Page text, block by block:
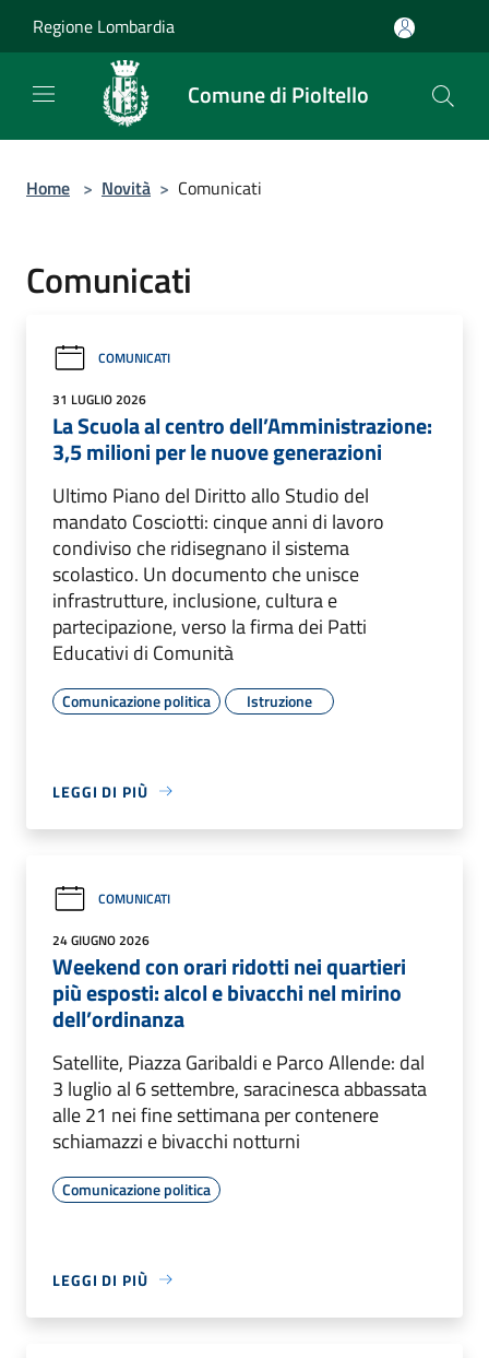
Regione Lombardia
Comune di Pioltello
Home > Novità > Comunicati
Comunicati
COMUNICATI
31 LUGLIO 2026
La Scuola al centro dell’Amministrazione:
3,5 milioni per le nuove generazioni
Ultimo Piano del Diritto allo Studio del
mandato Cosciotti: cinque anni di lavoro
condiviso che ridisegnano il sistema
scolastico. Un documento che unisce
infrastrutture, inclusione, cultura e
partecipazione, verso la firma dei Patti
Educativi di Comunità
Comunicazione politica Istruzione
LEGGI DI PIÙ
COMUNICATI
24 GIUGNO 2026
Weekend con orari ridotti nei quartieri
più esposti: alcol e bivacchi nel mirino
dell’ordinanza
Satellite, Piazza Garibaldi e Parco Allende: dal
3 luglio al 6 settembre, saracinesca abbassata
alle 21 nei fine settimana per contenere
schiamazzi e bivacchi notturni
Comunicazione politica
LEGGI DI PIÙ